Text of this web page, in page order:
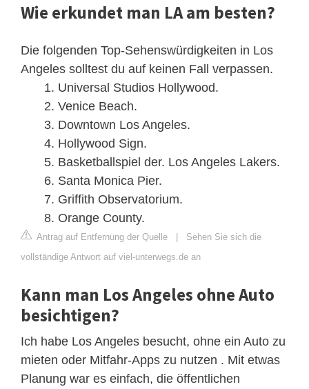
Wie erkundet man LA am besten?
Die folgenden Top-Sehenswürdigkeiten in Los
Angeles solltest du auf keinen Fall verpassen.
Universal Studios Hollywood.
Venice Beach.
Downtown Los Angeles.
Hollywood Sign.
Basketballspiel der. Los Angeles Lakers.
Santa Monica Pier.
Griffith Observatorium.
Orange County.
Antrag auf Entfernung der Quelle | Sehen Sie sich die
vollständige Antwort auf viel-unterwegs.de an
Kann man Los Angeles ohne Auto
besichtigen?
Ich habe Los Angeles besucht, ohne ein Auto zu
mieten oder Mitfahr-Apps zu nutzen . Mit etwas
Planung war es einfach, die öffentlichen